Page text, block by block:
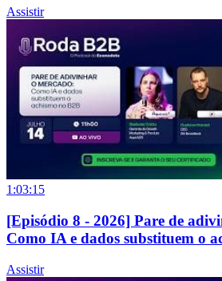
Assistir
1:03:15
[Episódio 8 - 2026] Pare de
Como IA e dados substituem o
Assistir